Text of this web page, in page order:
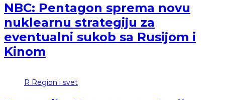
NBC: Pentagon sprema novu
nuklearnu strategiju za
eventualni sukob sa Rusijom i
Kinom
R Region i svet